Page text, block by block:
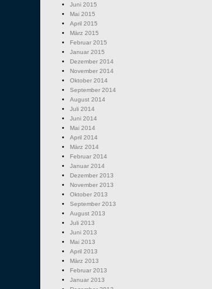
Juni 2015
Mai 2015
April 2015
März 2015
Februar 2015
Januar 2015
Dezember 2014
November 2014
Oktober 2014
September 2014
August 2014
Juli 2014
Juni 2014
Mai 2014
April 2014
März 2014
Februar 2014
Januar 2014
Dezember 2013
November 2013
Oktober 2013
September 2013
August 2013
Juli 2013
Juni 2013
Mai 2013
April 2013
März 2013
Februar 2013
Januar 2013